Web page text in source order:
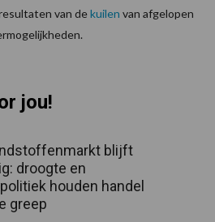
van dekuilen van afgelopen
jou!
blijft
droogte en
houden handel
greep